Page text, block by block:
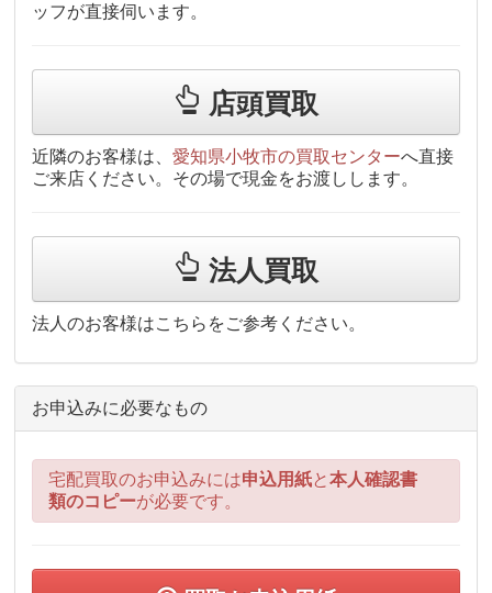
ッフが直接伺います。
店頭買取
近隣のお客様は、愛知県小牧市の買取センターへ直接
ご来店ください。その場で現金をお渡しします。
法人買取
法人のお客様はこちらをご参考ください。
お申込みに必要なもの
宅配買取のお申込みには申込用紙と本人確認書
類のコピーが必要です。